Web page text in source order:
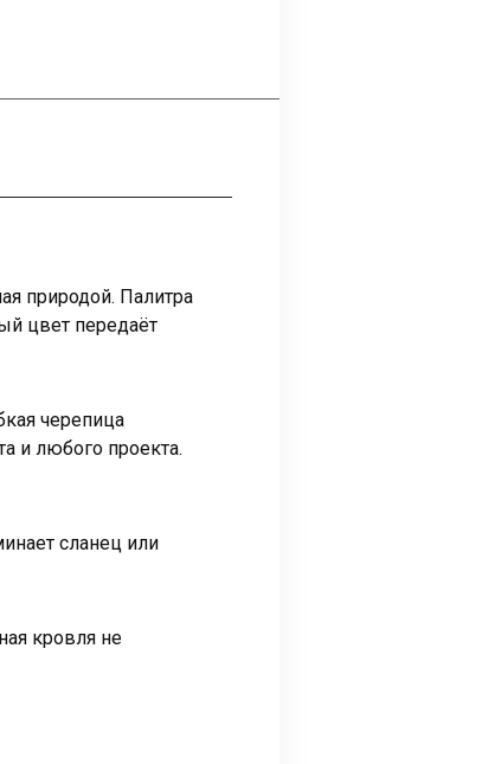
природой. Палитра
цвет передаёт
черепица
и любого проекта.
сланец или
кровля не